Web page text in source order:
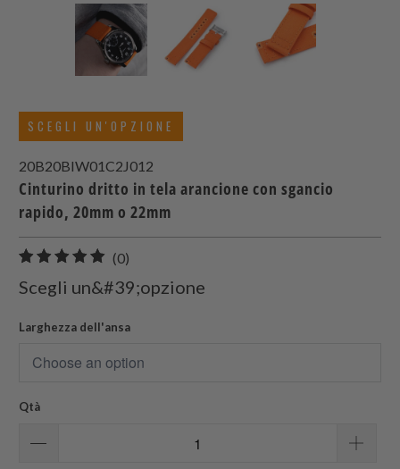
SCEGLI UN'OPZIONE
20B20BIW01C2J012
Cinturino dritto in tela arancione con sgancio
rapido, 20mm o 22mm
(0)
recensioni
totali
Scegli un&#39;opzione
Larghezza dell'ansa
Qtà